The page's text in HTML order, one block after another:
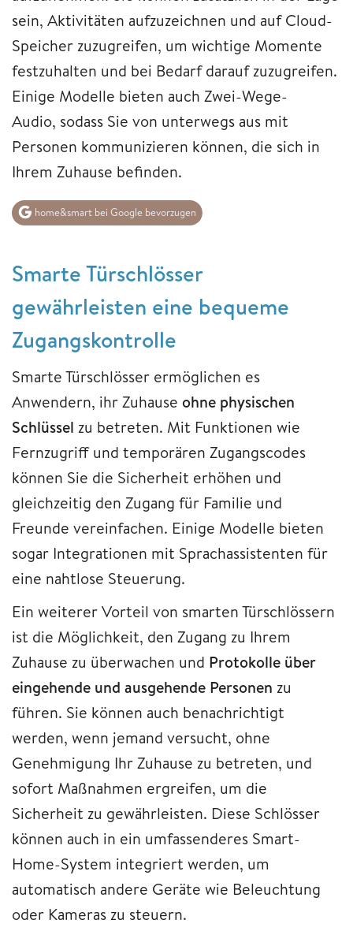
sein, Aktivitäten aufzuzeichnen und auf Cloud-
Speicher zuzugreifen, um wichtige Momente
festzuhalten und bei Bedarf darauf zuzugreifen.
Einige Modelle bieten auch Zwei-Wege-
Audio, sodass Sie von unterwegs aus mit
Personen kommunizieren können, die sich in
Ihrem Zuhause befinden.
home&smart bei Google bevorzugen
Smarte Türschlösser
gewährleisten eine bequeme
Zugangskontrolle
Smarte Türschlösser ermöglichen es
Anwendern, ihr Zuhause ohne physischen
Schlüssel zu betreten. Mit Funktionen wie
Fernzugriff und temporären Zugangscodes
können Sie die Sicherheit erhöhen und
gleichzeitig den Zugang für Familie und
Freunde vereinfachen. Einige Modelle bieten
sogar Integrationen mit Sprachassistenten für
eine nahtlose Steuerung.
Ein weiterer Vorteil von smarten Türschlössern
ist die Möglichkeit, den Zugang zu Ihrem
Zuhause zu überwachen und Protokolle über
eingehende und ausgehende Personen zu
führen. Sie können auch benachrichtigt
werden, wenn jemand versucht, ohne
Genehmigung Ihr Zuhause zu betreten, und
sofort Maßnahmen ergreifen, um die
Sicherheit zu gewährleisten. Diese Schlösser
können auch in ein umfassenderes Smart-
Home-System integriert werden, um
automatisch andere Geräte wie Beleuchtung
oder Kameras zu steuern.